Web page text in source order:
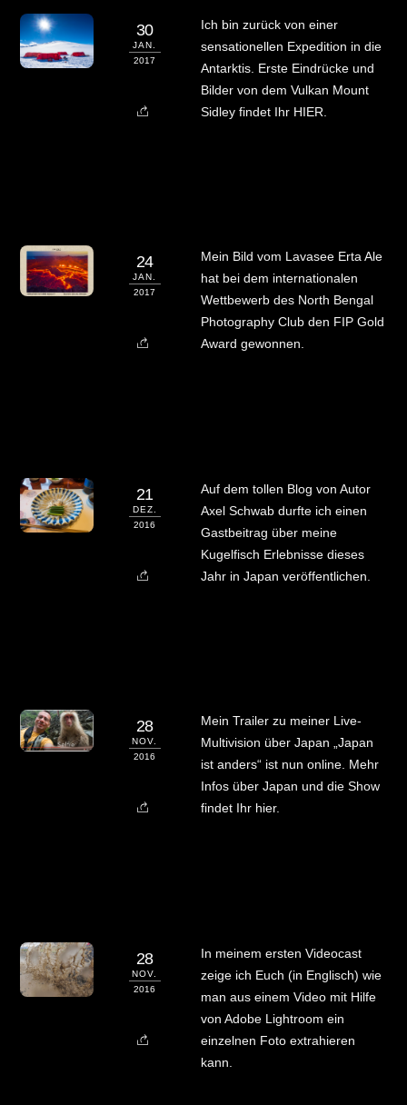
30
JAN.
2017
Ich bin zurück von einer
sensationellen Expedition in die
Antarktis. Erste Eindrücke und
Bilder von dem Vulkan Mount
Sidley findet Ihr HIER.
24
JAN.
2017
Mein Bild vom Lavasee Erta Ale
hat bei dem internationalen
Wettbewerb des North Bengal
Photography Club den FIP Gold
Award gewonnen.
21
DEZ.
2016
Auf dem tollen Blog von Autor
Axel Schwab durfte ich einen
Gastbeitrag über meine
Kugelfisch Erlebnisse dieses
Jahr in Japan veröffentlichen.
28
NOV.
2016
Mein Trailer zu meiner Live-
Multivision über Japan „Japan
ist anders“ ist nun online. Mehr
Infos über Japan und die Show
findet Ihr hier.
28
NOV.
2016
In meinem ersten Videocast
zeige ich Euch (in Englisch) wie
man aus einem Video mit Hilfe
von Adobe Lightroom ein
einzelnen Foto extrahieren
kann.